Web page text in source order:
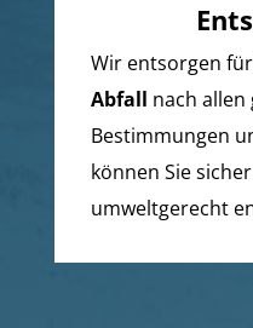
Wir entsorgen
Abfall nach allen
Bestimmungen
können Sie
umweltgerecht